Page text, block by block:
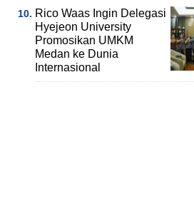
Rico Waas Ingin Delegasi
Hyejeon University
Promosikan UMKM
Medan ke Dunia
Internasional